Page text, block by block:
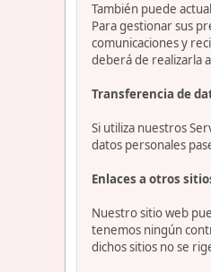
También puede
Para gestionar sus
comunicaciones y
deberá de realizarla
Transferencia de
Si utiliza nuestros
datos personales
Enlaces a otros
Nuestro sitio web
tenemos ningún
dichos sitios no se